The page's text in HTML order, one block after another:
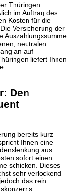
Thüringen
im Auftrag des
Kosten für die
Versicherung der
Auszahlungssumme
neutralen
an auf
liefert Ihnen
Den
bereits kurz
Ihnen eine
aus
sofort einen
schicken. Dieses
sehr verlockend
das rein